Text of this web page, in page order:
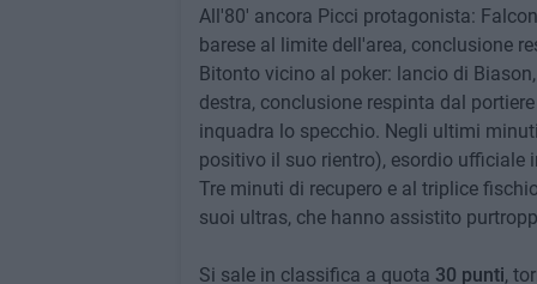
All'80' ancora Picci protagonista:
barese al limite dell'area, conclusione
Bitonto vicino al poker: lancio di
destra, conclusione respinta dal
inquadra lo specchio. Negli ultimi
positivo il suo rientro), esordio ufficiale
Tre minuti di recupero e al triplice
suoi ultras, che hanno assistito
Si sale in classifica a quota 30 punti,